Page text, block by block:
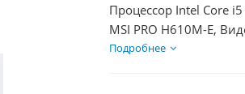
Процессор Intel Core
MSI PRO H610M-E,
SSD 500Гб + HDD 1Тб,
Подробнее